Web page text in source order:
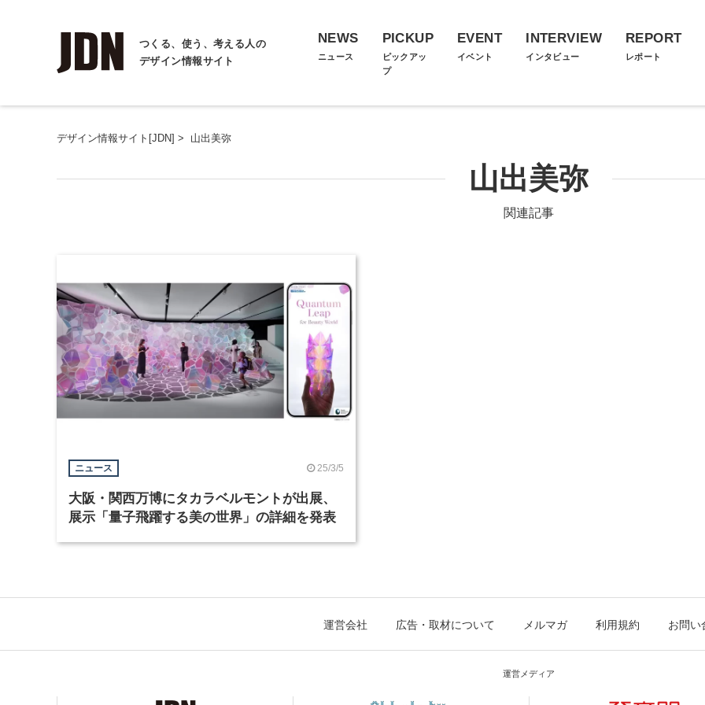
つくる、使う、考える人の
デザイン情報サイト
NEWS
ニュース
PICKUP
ピックアッ
プ
EVENT
イベント
INTERVIEW
インタビュー
REPORT
レポート
デザイン情報サイト[JDN] > 山出美弥
山出美弥
関連記事
ニュース 25/3/5
大阪・関西万博にタカラベルモントが出展、
展示「量子飛躍する美の世界」の詳細を発表
運営会社 広告・取材について メルマガ 利用規約 お問い
運営メディア